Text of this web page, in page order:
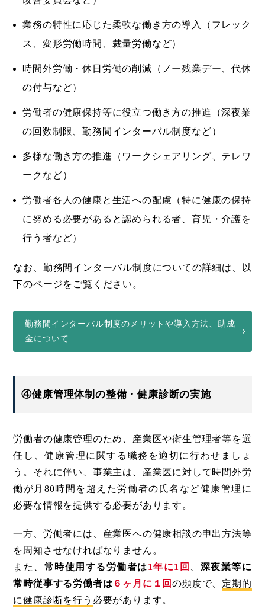
業務の特性に応じた柔軟な働き方の導入（フレック
ス、変形労働時間、裁量労働など）
時間外労働・休日労働の削減（ノー残業デー、代休
の付与など）
労働者の健康保持等に役立つ働き方の推進（深夜業
の回数制限、勤務間インターバル制度など）
多様な働き方の推進（ワークシェアリング、テレワ
ークなど）
労働者各人の健康と生活への配慮（特に健康の保持
に努める必要があると認められる者、育児・介護を
行う者など）
なお、勤務間インターバル制度についての詳細は、以
下のページをご覧ください。
勤務間インターバル制度のメリットや導入方法、助成
金について
④健康管理体制の整備・健康診断の実施
労働者の健康管理のため、産業医や衛生管理者等を選
任し、健康管理に関する職務を適切に行わせましょ
う。それに伴い、事業主は、産業医に対して時間外労
働が月80時間を超えた労働者の氏名など健康管理に
必要な情報を提供する必要があります。
一方、労働者には、産業医への健康相談の申出方法等
を周知させなければなりません。
また、 常時使用する労働者は 1年に1回
深夜業等に
常時従事する労働者は ６ヶ月に１回の頻度で、 定期的
に健康診断を行う 必要があります。